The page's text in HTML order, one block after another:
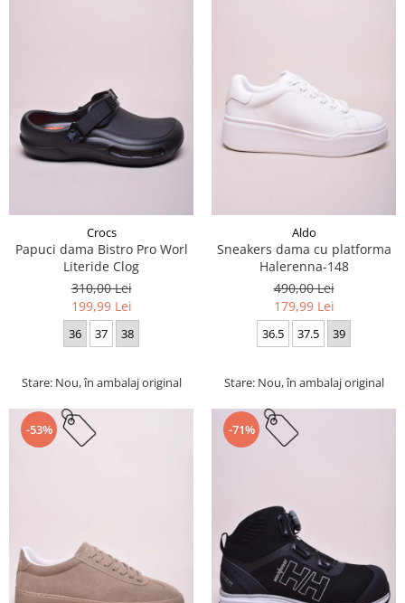
Crocs
Papuci dama Bistro Pro Worl
Literide Clog
310,00 Lei
199,99 Lei
36 37 38
Stare: Nou, în ambalaj original
Aldo
Sneakers dama cu platforma
Halerenna-148
490,00 Lei
179,99 Lei
36.5 37.5 39
Stare: Nou, în ambalaj original
-53% -71%